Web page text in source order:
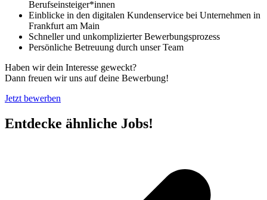
Berufseinsteiger*innen
Einblicke in den digitalen Kundenservice bei Unternehmen in
Frankfurt am Main
Schneller und unkomplizierter Bewerbungsprozess
Persönliche Betreuung durch unser Team
Haben wir dein Interesse geweckt?
Dann freuen wir uns auf deine Bewerbung!
Jetzt bewerben
Entdecke ähnliche Jobs!